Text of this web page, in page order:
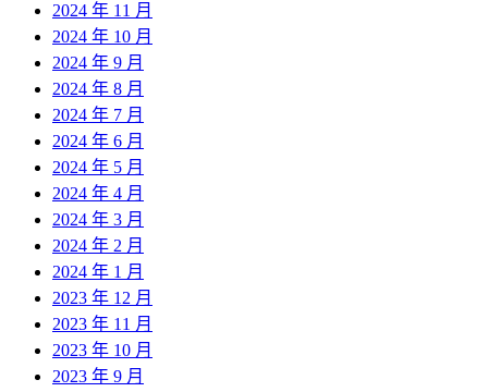
2024 年 11 月
2024 年 10 月
2024 年 9 月
2024 年 8 月
2024 年 7 月
2024 年 6 月
2024 年 5 月
2024 年 4 月
2024 年 3 月
2024 年 2 月
2024 年 1 月
2023 年 12 月
2023 年 11 月
2023 年 10 月
2023 年 9 月